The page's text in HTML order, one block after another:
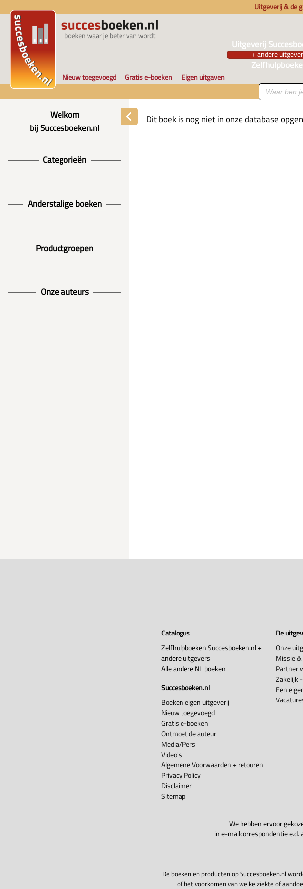
Uitgeverij & de
Uitgeverij
+ andere
Nieuw toegevoegd Gratis e-boeken Eigen uitgaven
Welkom
bij Succesboeken.nl
Categorieën
Anderstalige boeken
Productgroepen
Onze auteurs
Dit boek is nog niet in onze database
Catalogus
Zelfhulpboeken Succesboeken.nl +
andere uitgevers
Alle andere NL boeken
Succesboeken.nl
Boeken eigen uitgeverij
Nieuw toegevoegd
Gratis e-boeken
Ontmoet de auteur
Media/Pers
Video's
Algemene Voorwaarden + retouren
Privacy Policy
Disclaimer
Sitemap
De
Onze
Missie
Partner
Zakelijk
Een
We hebben ervoor
in e-mailcorrespondentie
De boeken en producten op Succesboeken.nl
of het voorkomen van welke ziekte of